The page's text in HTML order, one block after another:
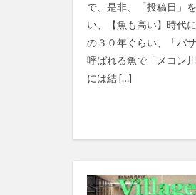
で、是非、「投稿日」
い、【魚も高い】時代
の３０年ぐらい、「バ
呼ばれる魚で「メコン
には結 […]